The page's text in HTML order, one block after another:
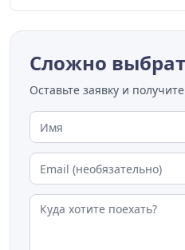
Сложно
Оставьте заявку и